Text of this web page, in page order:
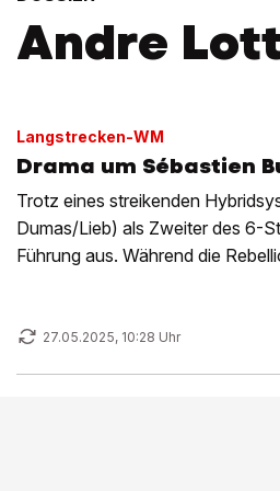
Andre
Langstrecken-WM
Drama um Sébastien
Trotz eines streikenden
Dumas/Lieb) als Zweiter des 6-
Führung aus. Während die
27.05.2025, 10:28 Uhr